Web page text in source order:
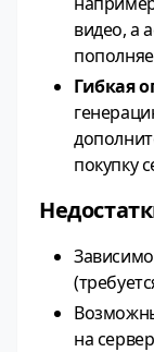
видео, а
Гибкая
покупку
на